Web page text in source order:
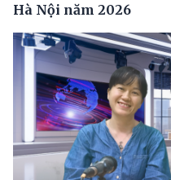
Hà Nội năm 2026